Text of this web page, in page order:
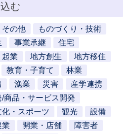
む
その他
ものづくり・技術
事業承継
住宅
起業 地方創生
地方移住
教育・子育て
林業
漁業 災害
産学連携
商品・サービス開発
・スポーツ 観光
設備
業 開業・店舗
障害者